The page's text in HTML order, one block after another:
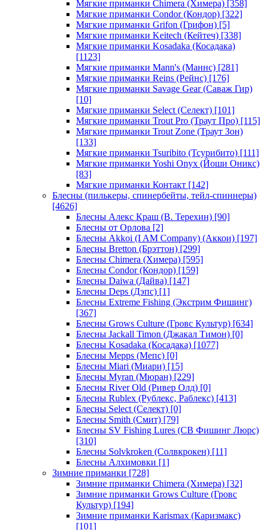
Мягкие приманки Chimera (Химера) [358]
Мягкие приманки Condor (Кондор) [322]
Мягкие приманки Grifon (Грифон) [5]
Мягкие приманки Keitech (Кейтеч) [338]
Мягкие приманки Kosadaka (Косадака)
[1123]
Мягкие приманки Mann's (Маннс) [281]
Мягкие приманки Reins (Рейнс) [176]
Мягкие приманки Savage Gear (Саваж Гир)
[10]
Мягкие приманки Select (Селект) [101]
Мягкие приманки Trout Pro (Траут Про) [115]
Мягкие приманки Trout Zone (Траут Зон)
[133]
Мягкие приманки Tsuribito (Тсурибито) [111]
Мягкие приманки Yoshi Onyx (Йоши Оникс)
[83]
Мягкие приманки Контакт [142]
Блесны (пилькеры, спинербейты, тейл-спиннеры)
[4626]
Блесны Алекс Краш (В. Терехин) [90]
Блесны от Орлова [2]
Блесны Akkoi (I AM Company) (Аккои) [197]
Блесны Bretton (Брэттон) [299]
Блесны Chimera (Химера) [595]
Блесны Condor (Кондор) [159]
Блесны Daiwa (Дайва) [147]
Блесны Deps (Дэпс) [1]
Блесны Extreme Fishing (Экстрим Фишинг)
[367]
Блесны Grows Culture (Гровс Культур) [634]
Блесны Jackall Timon (Джакал Тимон) [0]
Блесны Kosadaka (Косадака) [1077]
Блесны Mepps (Мепс) [0]
Блесны Miari (Миари) [15]
Блесны Myran (Мюран) [229]
Блесны River Old (Ривер Олд) [0]
Блесны Rublex (Рублекс, Раблекс) [413]
Блесны Select (Селект) [0]
Блесны Smith (Смит) [79]
Блесны SV Fishing Lures (СВ Фишинг Люрс)
[310]
Блесны Solvkroken (Солвкрокен) [11]
Блесны Алхимовки [1]
Зимние приманки [728]
Зимние приманки Chimera (Химера) [32]
Зимние приманки Grows Culture (Гровс
Культур) [194]
Зимние приманки Karismax (Каризмакс)
[101]